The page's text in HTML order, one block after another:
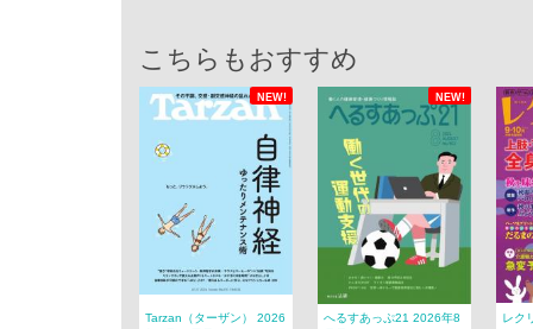
こちらもおすすめ
NEW! NEW!
Tarzan（ターザン） 2026
へるすあっぷ21 2026年8
レク